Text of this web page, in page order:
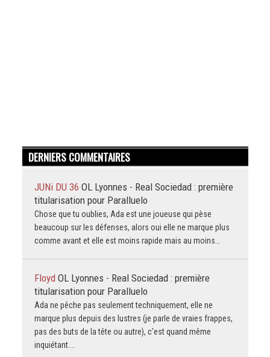
DERNIERS COMMENTAIRES
JUNi DU 36 OL Lyonnes - Real Sociedad : première
titularisation pour Paralluelo
Chose que tu oublies, Ada est une joueuse qui pèse
beaucoup sur les défenses, alors oui elle ne marque plus
comme avant et elle est moins rapide mais au moins…
Floyd OL Lyonnes - Real Sociedad : première
titularisation pour Paralluelo
Ada ne pêche pas seulement techniquement, elle ne
marque plus depuis des lustres (je parle de vraies frappes,
pas des buts de la tête ou autre), c'est quand même
inquiétant.…